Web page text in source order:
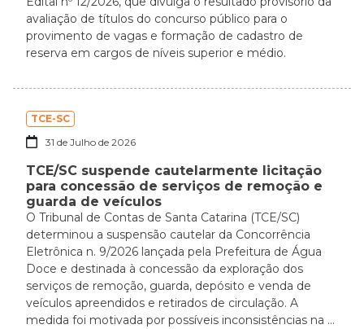
avaliação de títulos do concurso público para o
provimento de vagas e formação de cadastro de
reserva em cargos de níveis superior e médio.
TCE-SC
31 de Julho de 2026
TCE/SC suspende cautelarmente licitação
para concessão de serviços de remoção e
guarda de veículos
O Tribunal de Contas de Santa Catarina (TCE/SC)
determinou a suspensão cautelar da Concorrência
Eletrônica n. 9/2026 lançada pela Prefeitura de Água
Doce e destinada à concessão da exploração dos
serviços de remoção, guarda, depósito e venda de
veículos apreendidos e retirados de circulação. A
medida foi motivada por possíveis inconsistências na ...